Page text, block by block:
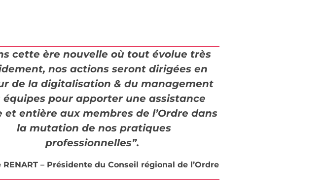
cette ère nouvelle où tout évolue très
nos actions seront dirigées en
de la digitalisation & du management
équipes pour apporter une assistance
et entière aux membres de l’Ordre dans
la mutation de nos pratiques
professionnelles”.
RENART – Présidente du Conseil régional de l’Ordre